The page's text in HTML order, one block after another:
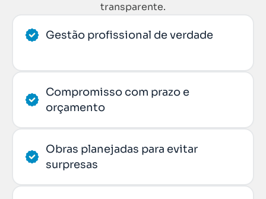
transparente.
Gestão profissional de verdade
Compromisso com prazo e
orçamento
Obras planejadas para evitar
surpresas